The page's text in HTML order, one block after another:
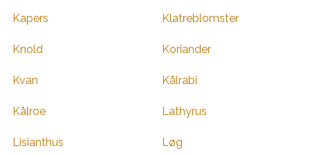
Kapers Klatreblomster
Knold Koriander
Kvan Kålrabi
Kålroe Lathyrus
Lisianthus Løg